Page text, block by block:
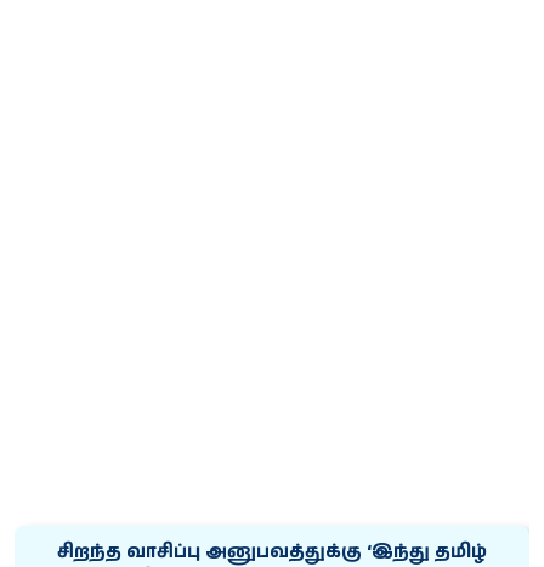
சிறந்த வாசிப்பு அனுபவத்துக்கு ‘இந்து தமிழ்